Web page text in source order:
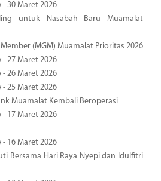
30 Maret 2026
untuk Nasabah Baru Muamalat
(MGM) Muamalat Prioritas 2026
27 Maret 2026
26 Maret 2026
25 Maret 2026
Muamalat Kembali Beroperasi
17 Maret 2026
16 Maret 2026
Bersama Hari Raya Nyepi dan Idulfitri